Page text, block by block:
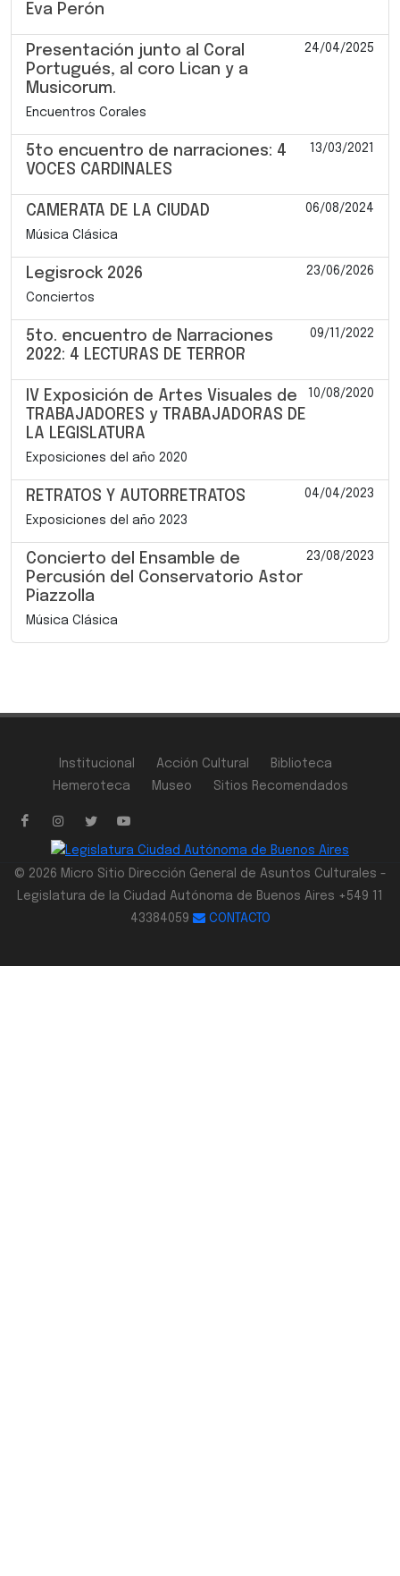
Eva Perón
Presentación junto al Coral
Portugués, al coro Lican y a
Musicorum.
24/04/2025
Encuentros Corales
5to encuentro de narraciones: 4
VOCES CARDINALES
13/03/2021
CAMERATA DE LA CIUDAD 06/08/2024
Música Clásica
Legisrock 2026 23/06/2026
Conciertos
5to. encuentro de Narraciones
2022: 4 LECTURAS DE TERROR
09/11/2022
IV Exposición de Artes Visuales de
TRABAJADORES y TRABAJADORAS DE
LA LEGISLATURA
10/08/2020
Exposiciones del año 2020
RETRATOS Y AUTORRETRATOS 04/04/2023
Exposiciones del año 2023
Concierto del Ensamble de
Percusión del Conservatorio Astor
Piazzolla
23/08/2023
Música Clásica
Institucional Acción Cultural
Biblioteca
Hemeroteca
Museo Sitios Recomendados
© 2026 Micro Sitio Dirección General de Asuntos Culturales -
Legislatura de la Ciudad Autónoma de Buenos Aires +549 11
43384059
CONTACTO